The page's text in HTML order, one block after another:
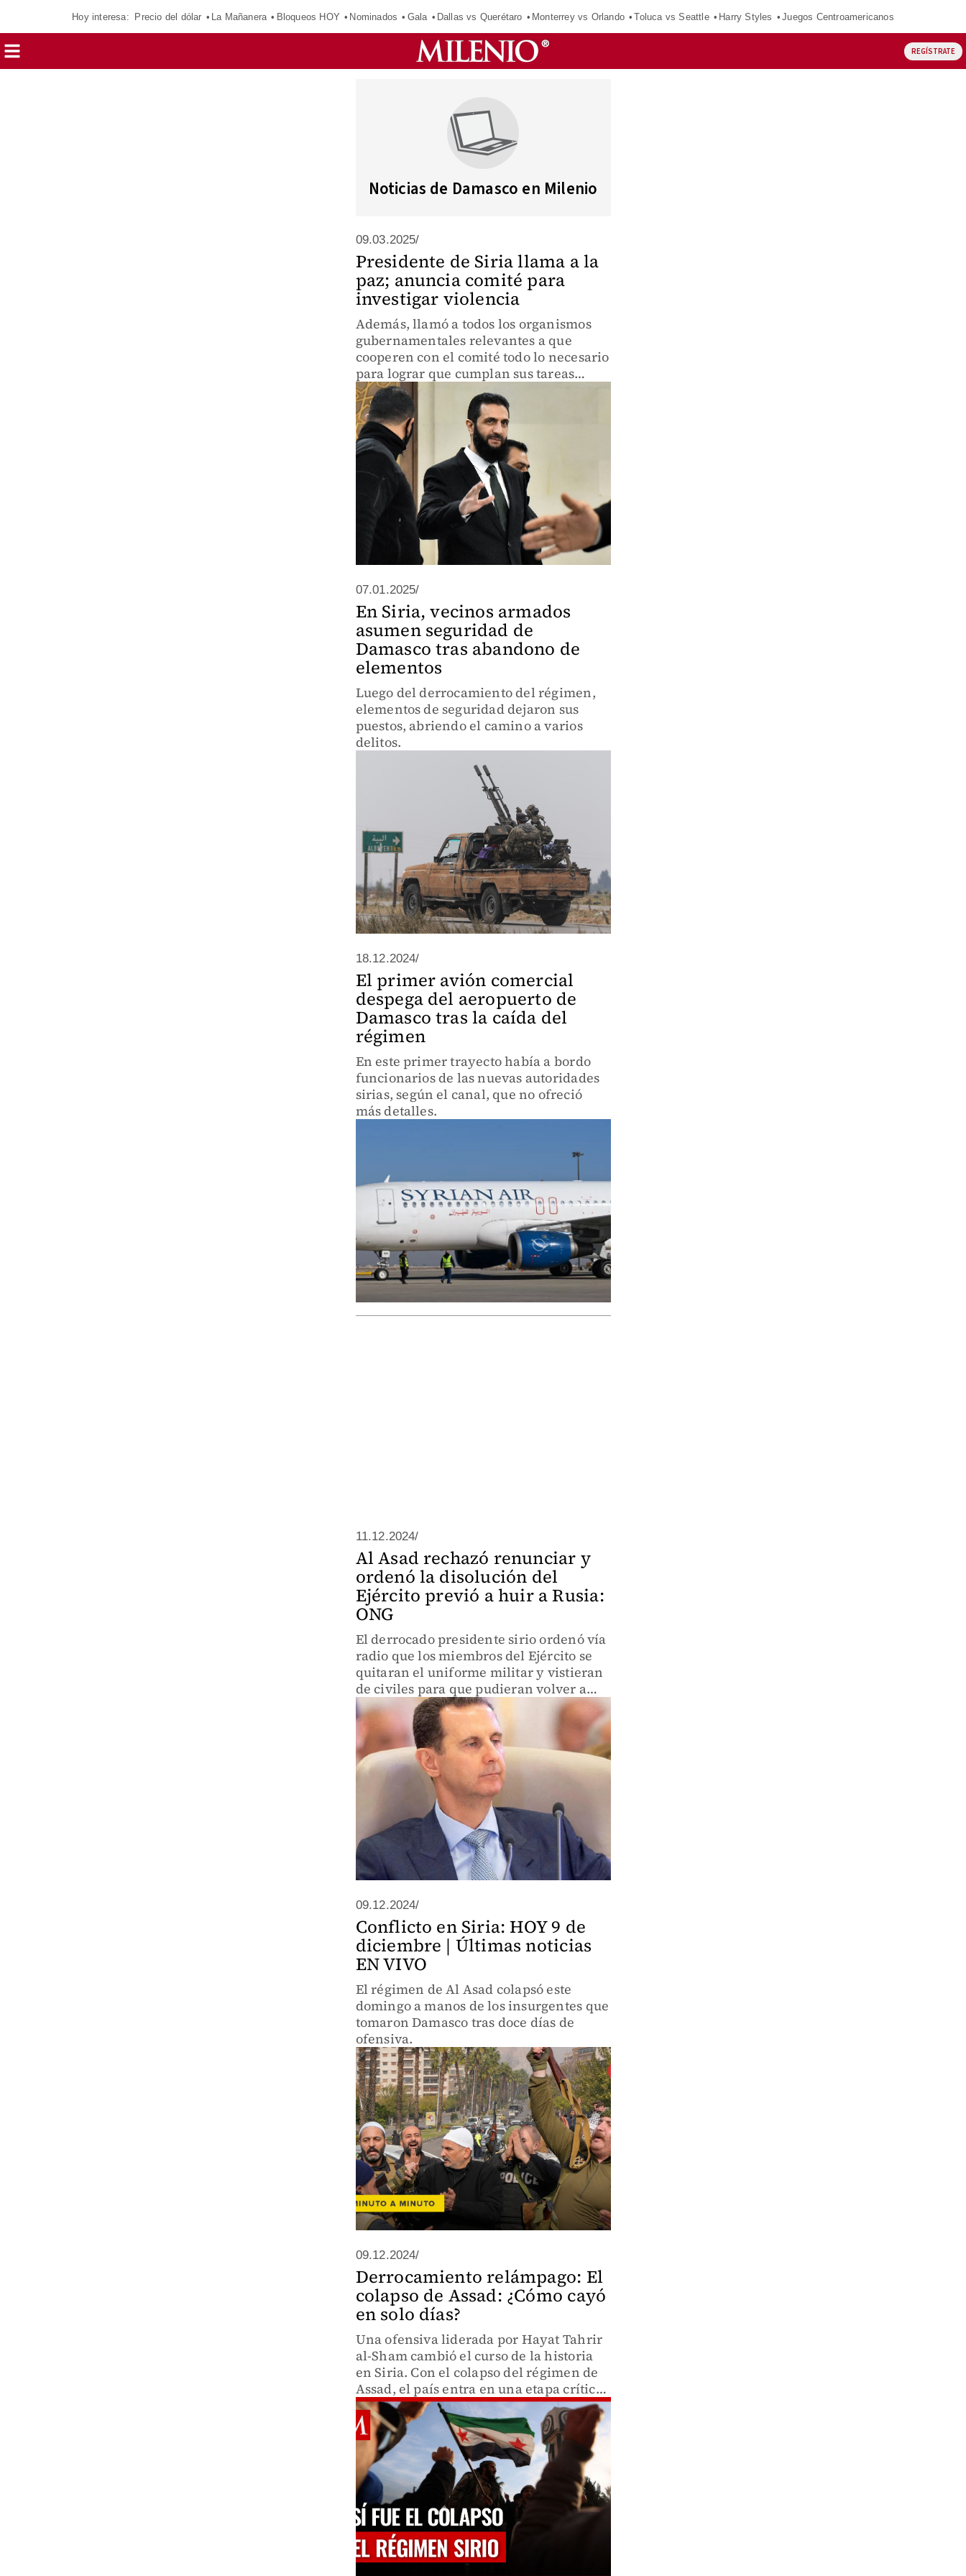
Hoy interesa: Precio del dólar La Mañanera Bloqueos HOY Nominados Gala Dallas vs Querétaro Monterrey vs Orlando Toluca vs Seattle Harry Styles Juegos Centroamericanos
REGÍSTRATE
Noticias de Damasco en Milenio
09.03.2025/
Presidente de Siria llama a la
paz; anuncia comité para
investigar violencia
Además, llamó a todos los organismos
gubernamentales relevantes a que
cooperen con el comité todo lo necesario
para lograr que cumplan sus tareas
encomendadas.
07.01.2025/
En Siria, vecinos armados
asumen seguridad de
Damasco tras abandono de
elementos
Luego del derrocamiento del régimen,
elementos de seguridad dejaron sus
puestos, abriendo el camino a varios
delitos.
18.12.2024/
El primer avión comercial
despega del aeropuerto de
Damasco tras la caída del
régimen
En este primer trayecto había a bordo
funcionarios de las nuevas autoridades
sirias, según el canal, que no ofreció
más detalles.
11.12.2024/
Al Asad rechazó renunciar y
ordenó la disolución del
Ejército previó a huir a Rusia:
ONG
El derrocado presidente sirio ordenó vía
radio que los miembros del Ejército se
quitaran el uniforme militar y vistieran
de civiles para que pudieran volver a
casa.
09.12.2024/
Conflicto en Siria: HOY 9 de
diciembre | Últimas noticias
EN VIVO
El régimen de Al Asad colapsó este
domingo a manos de los insurgentes que
tomaron Damasco tras doce días de
ofensiva.
09.12.2024/
Derrocamiento relámpago: El
colapso de Assad: ¿Cómo cayó
en solo días?
Una ofensiva liderada por Hayat Tahrir
al-Sham cambió el curso de la historia
en Siria. Con el colapso del régimen de
Assad, el país entra en una etapa crítica.
¿Qué significa esto para Siria y el Medio
Oriente?